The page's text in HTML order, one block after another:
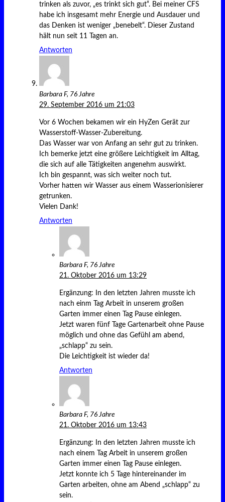
trinken als zuvor, „es trinkt sich gut“. Bei meiner CFS
habe ich insgesamt mehr Energie und Ausdauer und
das Denken ist weniger „benebelt“. Dieser Zustand
hält nun seit 11 Tagen an.
Antworten
Barbara F, 76 Jahre
29. September 2016 um 21:03
Vor 6 Wochen bekamen wir ein HyZen Gerät zur
Wasserstoff-Wasser-Zubereitung.
Das Wasser war von Anfang an sehr gut zu trinken.
Ich bemerke jetzt eine größere Leichtigkeit im Alltag,
die sich auf alle Tätigkeiten angenehm auswirkt.
Ich bin gespannt, was sich weiter noch tut.
Vorher hatten wir Wasser aus einem Wasserionisierer
getrunken.
Vielen Dank!
Antworten
Barbara F, 76 Jahre
21. Oktober 2016 um 13:29
Ergänzung: In den letzten Jahren musste ich
nach einm Tag Arbeit in unserem großen
Garten immer einen Tag Pause einlegen.
Jetzt waren fünf Tage Gartenarbeit ohne Pause
möglich und ohne das Gefühl am abend,
„schlapp“ zu sein.
Die Leichtigkeit ist wieder da!
Antworten
Barbara F, 76 Jahre
21. Oktober 2016 um 13:43
Ergänzung: In den letzten Jahren musste ich
nach einem Tag Arbeit in unserem großen
Garten immer einen Tag Pause einlegen.
Jetzt konnte ich 5 Tage hintereinander im
Garten arbeiten, ohne am Abend „schlapp“ zu
sein.